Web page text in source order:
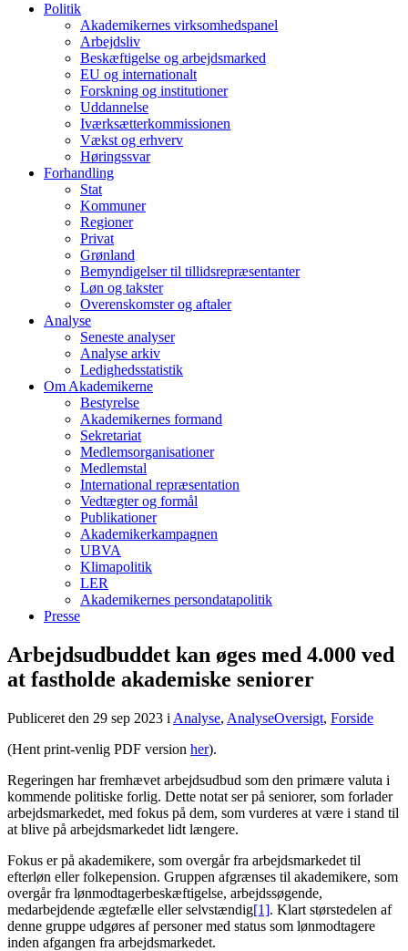
Politik
Akademikernes virksomhedspanel
Arbejdsliv
Beskæftigelse og arbejdsmarked
EU og internationalt
Forskning og institutioner
Uddannelse
Iværksætterkommissionen
Vækst og erhverv
Høringssvar
Forhandling
Stat
Kommuner
Regioner
Privat
Grønland
Bemyndigelser til tillidsrepræsentanter
Løn og takster
Overenskomster og aftaler
Analyse
Seneste analyser
Analyse arkiv
Ledighedsstatistik
Om Akademikerne
Bestyrelse
Akademikernes formand
Sekretariat
Medlemsorganisationer
Medlemstal
International repræsentation
Vedtægter og formål
Publikationer
Akademikerkampagnen
UBVA
Klimapolitik
LER
Akademikernes persondatapolitik
Presse
Arbejdsudbuddet kan øges med 4.000 ved
at fastholde akademiske seniorer
Publiceret den 29 sep 2023 i Analyse, AnalyseOversigt, Forside
(Hent print-venlig PDF version her).
Regeringen har fremhævet arbejdsudbud som den primære valuta i
kommende politiske forlig. Dette notat ser på seniorer, som forlader
arbejdsmarkedet, med fokus på dem, som vurderes at være i stand til
at blive på arbejdsmarkedet lidt længere.
Fokus er på akademikere, som overgår fra arbejdsmarkedet til
efterløn eller folkepension. Gruppen afgrænses til akademikere, som
overgår fra lønmodtagerbeskæftigelse, arbejdssøgende,
medarbejdende ægtefælle eller selvstændig[1]. Klart størstedelen af
denne gruppe udgøres af personer med status som lønmodtagere
inden afgangen fra arbejdsmarkedet.